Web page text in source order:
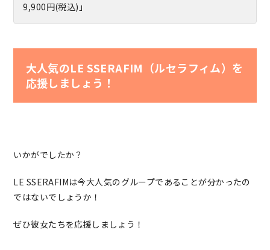
9,900円(税込)」
大人気のLE SSERAFIM（ルセラフィム）を
応援しましょう！
いかがでしたか？
LE SSERAFIMは今大人気のグループであることが分かったの
ではないでしょうか！
ぜひ彼女たちを応援しましょう！